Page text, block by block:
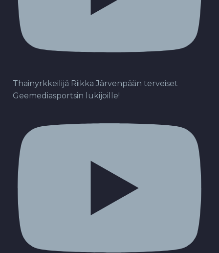
Thainyrkkeilijä Riikka Järvenpään terveiset
Geemediasportsin lukijoille!